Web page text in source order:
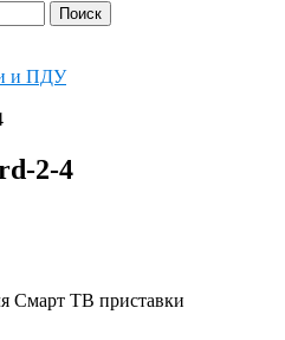
и ПДУ
2-4
Смарт ТВ приставки